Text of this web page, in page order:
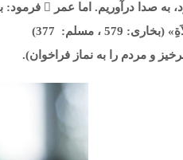
579 ، مسلم: 377)
و مردم را به نماز فراخوان).